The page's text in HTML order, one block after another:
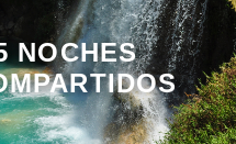
V
I
G
A
T
I
O
NOCHES